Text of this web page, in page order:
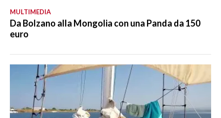
MULTIMEDIA
Da Bolzano alla Mongolia con una Panda da 150
euro